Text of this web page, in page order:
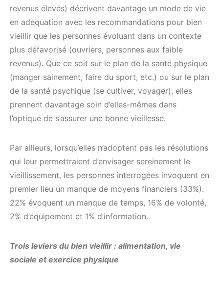
revenus élevés) décrivent davantage un mode de vie
en adéquation avec les recommandations pour bien
vieillir que les personnes évoluant dans un contexte
plus défavorisé (ouvriers, personnes aux faible
revenus). Que ce soit sur le plan de la santé physique
(manger sainement, faire du sport, etc.) ou sur le plan
de la santé psychique (se cultiver, voyager), elles
prennent davantage soin d’elles-mêmes dans
l’optique de s’assurer une bonne vieillesse.
Par ailleurs, lorsqu’elles n’adoptent pas les résolutions
qui leur permettraient d’envisager sereinement le
vieillissement, les personnes interrogées invoquent en
premier lieu un manque de moyens financiers (33%).
22% évoquent un manque de temps, 16% de volonté,
2% d’équipement et 1% d’information.
Trois leviers du bien vieillir : alimentation, vie
sociale et exercice physique